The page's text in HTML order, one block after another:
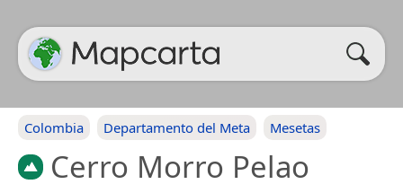
Colombia Departamento del Meta Mesetas
Cerro Morro Pelao